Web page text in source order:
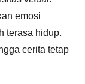
emosi
terasa hidup.
cerita tetap